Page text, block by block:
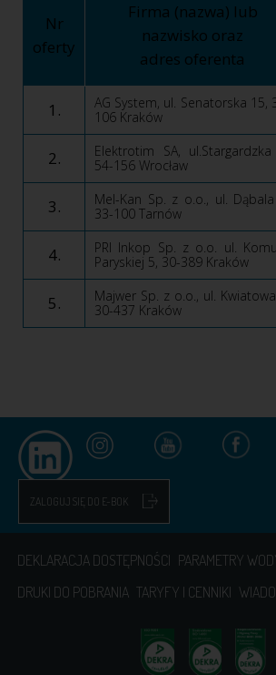
Nr
oferty
Firma (nazwa) lub
nazwisko oraz
adres oferenta
1.
AG System, ul. Senatorska 15,
106 Kraków
2.
Elektrotim SA,
54-156 Wrocław
3.
Mel-Kan Sp. z o.o., ul.
33-100 Tarnów
4.
PRI Inkop Sp. z o.o. ul.
Paryskiej 5, 30-389 Kraków
5.
Majwer Sp. z o.o., ul.
30-437 Kraków
ZALOGUJ SIĘ DO E-BOK
DEKLARACJA DOSTĘPNOŚCI PARAMETRY
DRUKI DO POBRANIA TARYFY I CENNIKI